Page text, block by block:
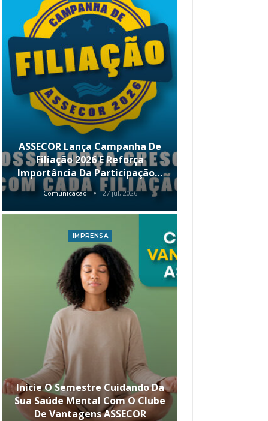
ASSECOR Lança Campanha De
Filiação 2026 E Reforça
Importância Da Participação…
Comunicacao 27 jul, 2026
IMPRENSA
Inicie O Semestre Cuidando Da
Sua Saúde Mental Com O Clube
De Vantagens ASSECOR